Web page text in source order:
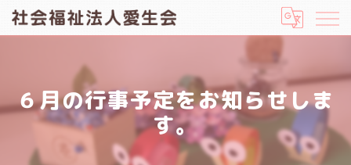
６月の行事予定をお知らせしま
す。